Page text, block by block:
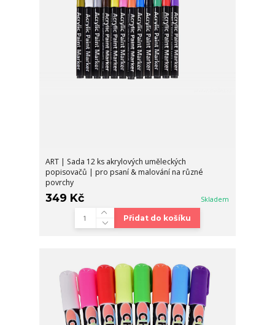
ART | Sada 12 ks akrylových uměleckých
popisovačů | pro psaní & malování na různé
povrchy
349 Kč Skladem
Přidat do košíku